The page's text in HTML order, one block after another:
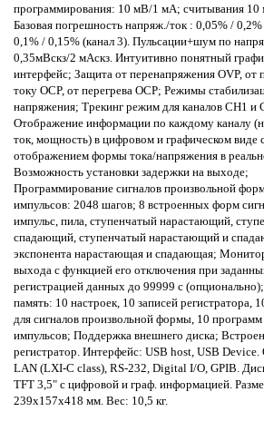
программирования: 10 мВ/1 мА; считывания
Базовая погрешность напряж./ток : 0,05% / 0,2%
0,1% / 0,15% (канал 3). Пульсации+шум по
0,35мВскз/2 мАскз. Интуитивно понятный
интерфейс; Защита от перенапряжения OVP, от
току OCP, от перегрева OCP; Режимы
напряжения; Трекинг режим для каналов CH1 и
Отображение информации по каждому каналу
ток, мощность) в цифровом и графическом виде
отображением формы тока/напряжения в
Возможность установки задержки на выходе;
Программирование сигналов произвольной
импульсов: 2048 шагов; 8 встроенных форм
импульс, пила, ступенчатый нарастающий,
спадающий, ступенчатый нарастающий и
экспонента нарастающая и спадающая;
выхода с функцией его отключения при
регистрацией данных до 99999 с
память: 10 настроек, 10 записей регистратора,
для сигналов произвольной формы, 10 программ
импульсов; Поддержка внешнего диска;
регистратор. Интерфейс: USB host, USB Device.
LAN (LXI-C class), RS-232, Digital I/O, GPIB.
TFT 3,5" с цифровой и граф. информацией.
239х157х418 мм. Вес: 10,5 кг.